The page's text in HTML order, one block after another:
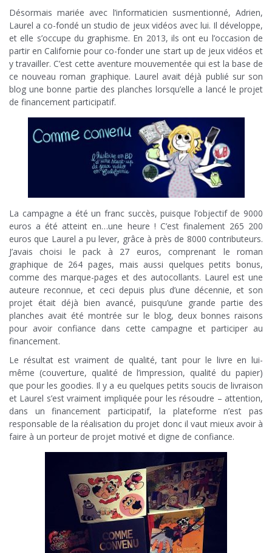
Désormais mariée avec l’informaticien susmentionné, Adrien,
Laurel a co-fondé un studio de jeux vidéos avec lui. Il développe,
et elle s’occupe du graphisme. En 2013, ils ont eu l’occasion de
partir en Californie pour co-fonder une start up de jeux vidéos et
y travailler. C’est cette aventure mouvementée qui est la base de
ce nouveau roman graphique. Laurel avait déjà publié sur son
blog une bonne partie des planches lorsqu’elle a lancé le projet
de financement participatif.
La campagne a été un franc succès, puisque l’objectif de 9000
euros a été atteint en…une heure ! C’est finalement 265 200
euros que Laurel a pu lever, grâce à près de 8000 contributeurs.
J’avais choisi le pack à 27 euros, comprenant le roman
graphique de 264 pages, mais aussi quelques petits bonus,
comme des marque-pages et des autocollants. Laurel est une
auteure reconnue, et ceci depuis plus d’une décennie, et son
projet était déjà bien avancé, puisqu’une grande partie des
planches avait été montrée sur le blog, deux bonnes raisons
pour avoir confiance dans cette campagne et participer au
financement.
Le résultat est vraiment de qualité, tant pour le livre en lui-
même (couverture, qualité de l’impression, qualité du papier)
que pour les goodies. Il y a eu quelques petits soucis de livraison
et Laurel s’est vraiment impliquée pour les résoudre – attention,
dans un financement participatif, la plateforme n’est pas
responsable de la réalisation du projet donc il vaut mieux avoir à
faire à un porteur de projet motivé et digne de confiance.